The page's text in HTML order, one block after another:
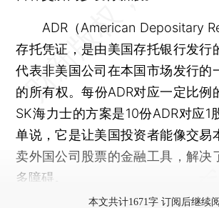
ADR（American Depositary
存托凭证，是由美国存托银行发行
代表非美国公司在本国市场发行的
的所有权。每份ADR对应一定比
SK海力士的方案是10份ADR对应1
单说，它是让美国投资者能像交易
卖外国公司股票的金融工具，解决
多障碍。
本文共计1671字 订阅后继续